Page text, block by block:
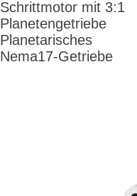
Schrittmotor mit 3:1
Planetengetriebe
Planetarisches
Nema17-Getriebe